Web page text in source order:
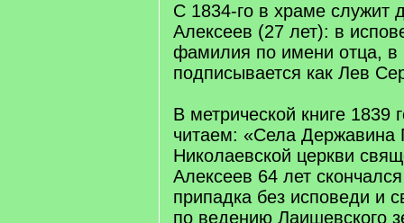
С 1834-го в храме служит
Алексеев (27 лет): в
фамилия по имени отца, в
подписывается как Лев
В метрической книге 1839
читаем: «Села Державина
Николаевской церкви
Алексеев 64 лет
припадка без исповеди и
по ведению Лаишевского